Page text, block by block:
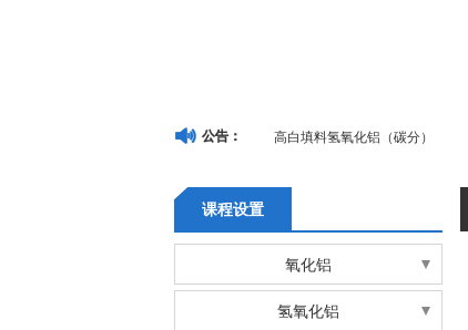
公告： 高白填料氢氧化铝（碳分）
课程设置
氧化铝
煅烧α氧化铝微粉
氢氧化铝